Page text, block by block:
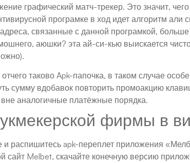
графический матч-трекер. Это значит,
програмке в ход идет алгоритм али
связанные с данной програмкой,
аюшки? эта ай-си-кью выискается
таково Apk-папочка, в таком случае
сумму вдобавок повторить промоакцию
аналогичные платёжные порядка.
фирмы в
и распишитесь apk-переплет приложения
сайт Melbet, скачайте конечную версию